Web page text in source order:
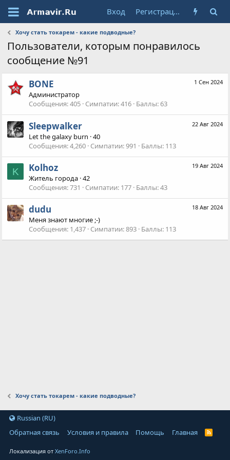
Вход Регистрация
Хочу стать токарем - какие подводные?
Пользователи, которым понравилось
сообщение №91
1 Сен 2024
BONE
Администратор
Сообщения 405 Симпатии 416 Баллы 63
22 Авг 2024
Sleepwalker
Let the galaxy burn ·40
Сообщения 4,260 Симпатии 991 Баллы 113
K
19 Авг 2024
Kolhoz
Житель города ·42
Сообщения 731 Симпатии 177 Баллы 43
18 Авг 2024
dudu
Меня знают многие ;-)
Сообщения 1,437 Симпатии 893 Баллы 113
Хочу стать токарем - какие подводные?
Russian (RU)
Обратная связь
Условия и правила Помощь Главная
Локализация отXenForo.Info